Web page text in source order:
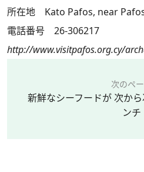
所在地 Kato Pafos, near
電話番号 26-306217
http://www.visitpafos.org.cy/
次のペ
新鮮なシーフードが 次か
ンチ